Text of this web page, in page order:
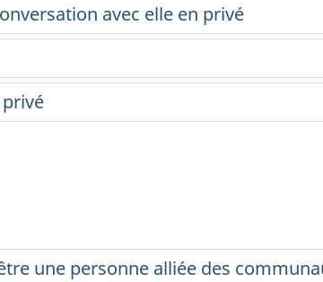
avec elle en privé
une personne alliée des